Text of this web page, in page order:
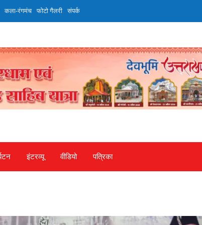
कला-रंगमंच फोटो गैलरी संपर्क
इंटरव्‍यू वीडियो पत्रिका